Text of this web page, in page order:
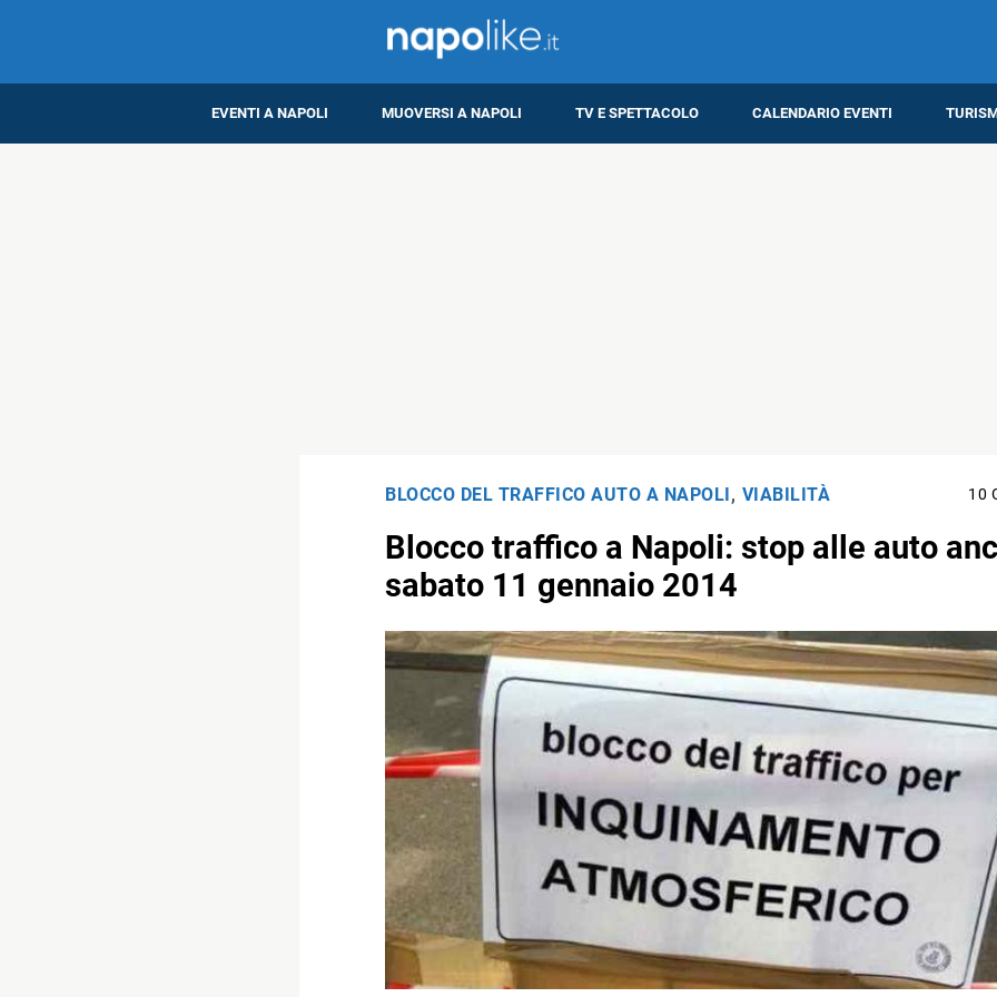
EVENTI A NAPOLI MUOVERSI A NAPOLI TV E SPETTACOLO CALENDARIO EVENTI
BLOCCO DEL TRAFFICO AUTO A NAPOLI , VIABILITÀ 10
Blocco traffico a Napoli: stop alle auto
sabato 11 gennaio 2014